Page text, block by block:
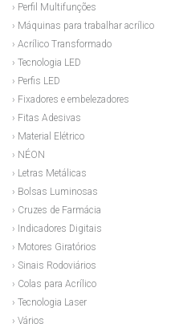
› Perfil Multifunções
› Máquinas para trabalhar acrílico
› Acrílico Transformado
› Tecnologia LED
› Perfis LED
› Fixadores e embelezadores
› Fitas Adesivas
› Material Elétrico
› NÉON
› Letras Metálicas
› Bolsas Luminosas
› Cruzes de Farmácia
› Indicadores Digitais
› Motores Giratórios
› Sinais Rodoviários
› Colas para Acrílico
› Tecnologia Laser
› Vários